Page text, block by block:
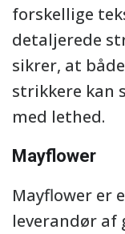
forskellige
detaljerede
sikrer, at
strikkere kan
med lethed.
Mayflower
Mayflower er
leverandør